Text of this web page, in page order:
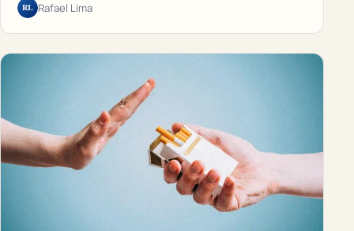
RL Rafael Lima